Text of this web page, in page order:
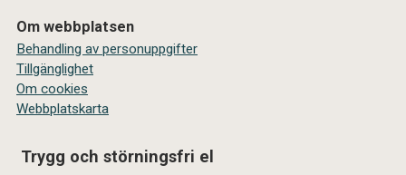
Om webbplatsen
Behandling av personuppgifter
Tillgänglighet
Om cookies
Webbplatskarta
Trygg och störningsfri el